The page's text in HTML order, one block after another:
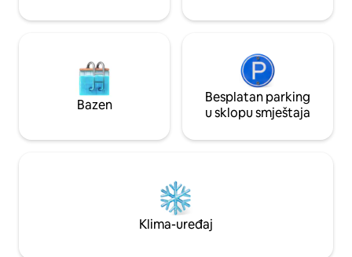
putovanja.
Bazen
Besplatan parking
u sklopu smještaja
Klima-uređaj